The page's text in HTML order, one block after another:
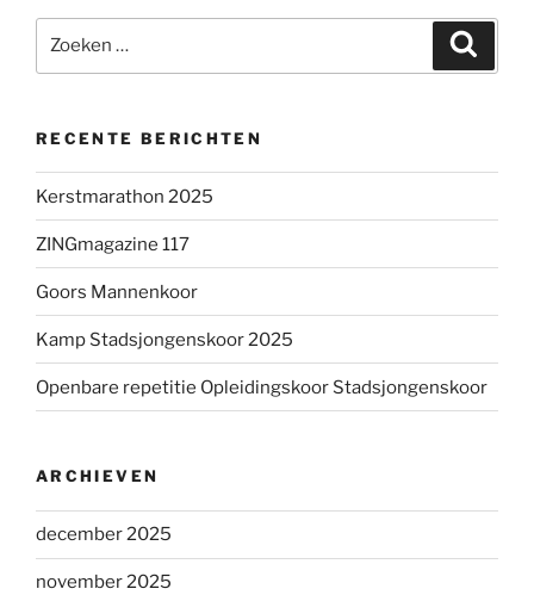
naar:
RECENTE BERICHTEN
Kerstmarathon 2025
ZINGmagazine 117
Goors Mannenkoor
Kamp Stadsjongenskoor 2025
Openbare repetitie Opleidingskoor Stadsjongenskoor
ARCHIEVEN
december 2025
november 2025